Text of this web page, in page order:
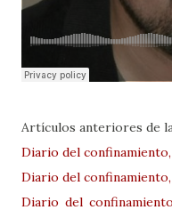
Artículos anteriores de
Diario del
Diario del confinamiento,
Diario del